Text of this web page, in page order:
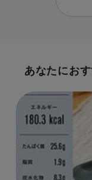
あなたにお